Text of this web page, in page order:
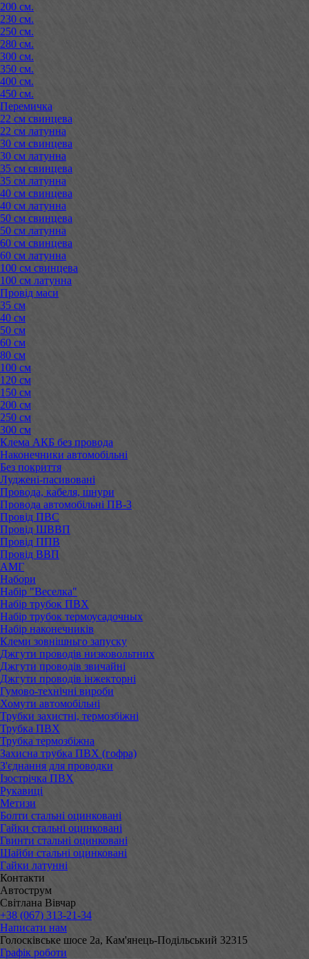
200 см.
230 см.
250 см.
280 см.
300 см.
350 см.
400 см.
450 см.
Перемичка
22 см свинцева
22 см латунна
30 см свинцева
30 см латунна
35 см свинцева
35 см латунна
40 см свинцева
40 см латунна
50 см свинцева
50 см латунна
60 см свинцева
60 см латунна
100 см свинцева
100 см латунна
Провід маси
35 см
40 см
50 см
60 см
80 см
100 см
120 см
150 см
200 см
250 см
300 см
Клема АКБ без провода
Наконечники автомобільні
Без покриття
Луджені-пасивовані
Провода, кабеля, шнури
Провода автомобільні ПВ-3
Провід ПВС
Провід ШВВП
Провід ППВ
Провід ВВП
АМГ
Набори
Набір "Веселка"
Набір трубок ПВХ
Набір трубок термоусадочных
Набір наконечників
Клеми зовнішньго запуску
Джгути проводів низковольтних
Джгути проводів звичайні
Джгути проводів інжекторні
Гумово-технічні вироби
Хомути автомобільні
Трубки захистні, термозбіжні
Трубка ПВХ
Трубка термозбіжна
Захисна трубка ПВХ (гофра)
З'єднання для проводки
Ізострічка ПВХ
Рукавиці
Метизи
Болти стальні оцинковані
Гайки стальні оцинковані
Гвинти стальні оцинковані
Шайби стальні оцинковані
Гайки латунні
Контакти
Автострум
Світлана Вівчар
+38 (067) 313-21-34
Написати нам
Голосківське шосе 2а, Кам'янець-Подільський 32315
Графік роботи